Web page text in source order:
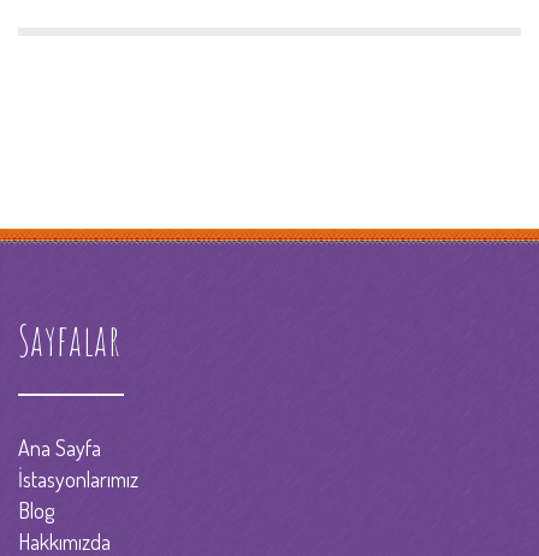
Sayfalar
Ana Sayfa
İstasyonlarımız
Blog
Hakkımızda